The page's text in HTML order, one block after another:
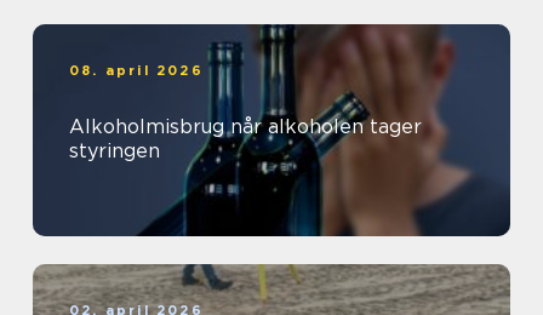
08. april 2026
Alkoholmisbrug når alkoholen tager
styringen
02. april 2026